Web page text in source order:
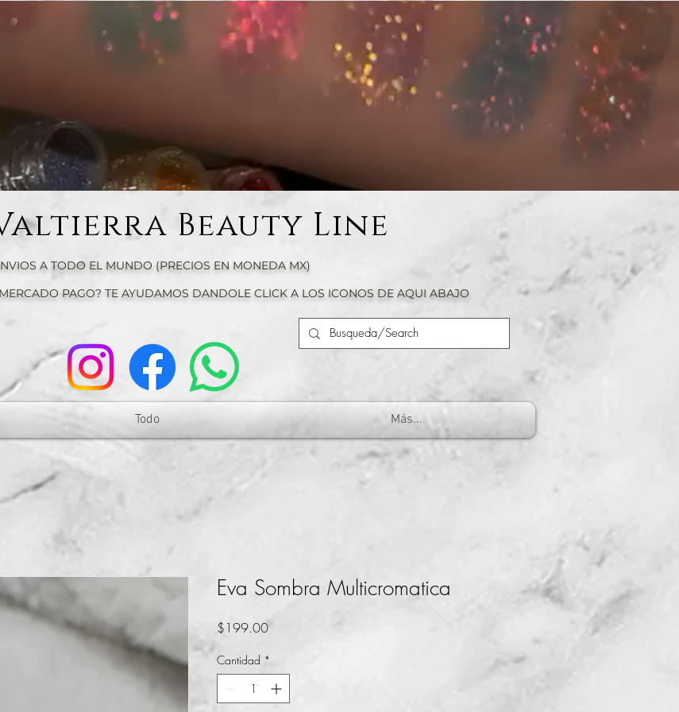
Beauty Line
A TODO EL MUNDO (PRECIOS EN MONEDA MX)
PAGO? TE AYUDAMOS DANDOLE CLICK A LOS ICONOS DE AQUI ABAJO
Todo Más...
Eva Sombra Multicromatica
$199.00Precio
Cantidad *